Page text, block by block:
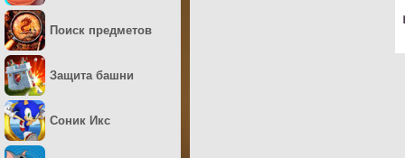
Поиск предметов
Защита башни
Соник Икс